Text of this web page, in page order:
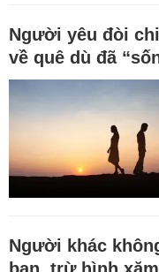
Người yêu đòi
về quê dù đã
Người khác